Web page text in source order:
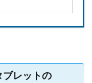
ブレットの